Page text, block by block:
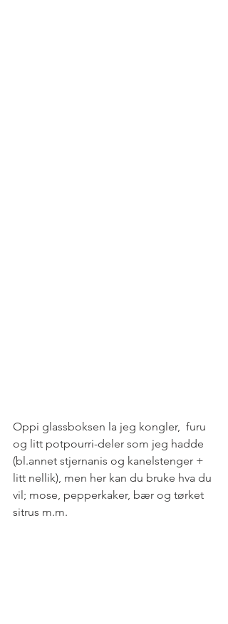
Oppi glassboksen la jeg kongler,  furu
og litt potpourri-deler som jeg hadde
(bl.annet stjernanis og kanelstenger +
litt nellik), men her kan du bruke hva du
vil; mose, pepperkaker, bær og tørket
sitrus m.m.